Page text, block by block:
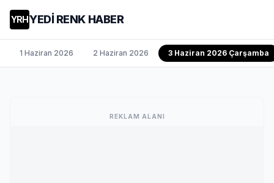
YRHYEDİ RENK HABER
1 Haziran 2026 2 Haziran 2026 3 Haziran 2026 Çarşamba
REKLAM ALANI